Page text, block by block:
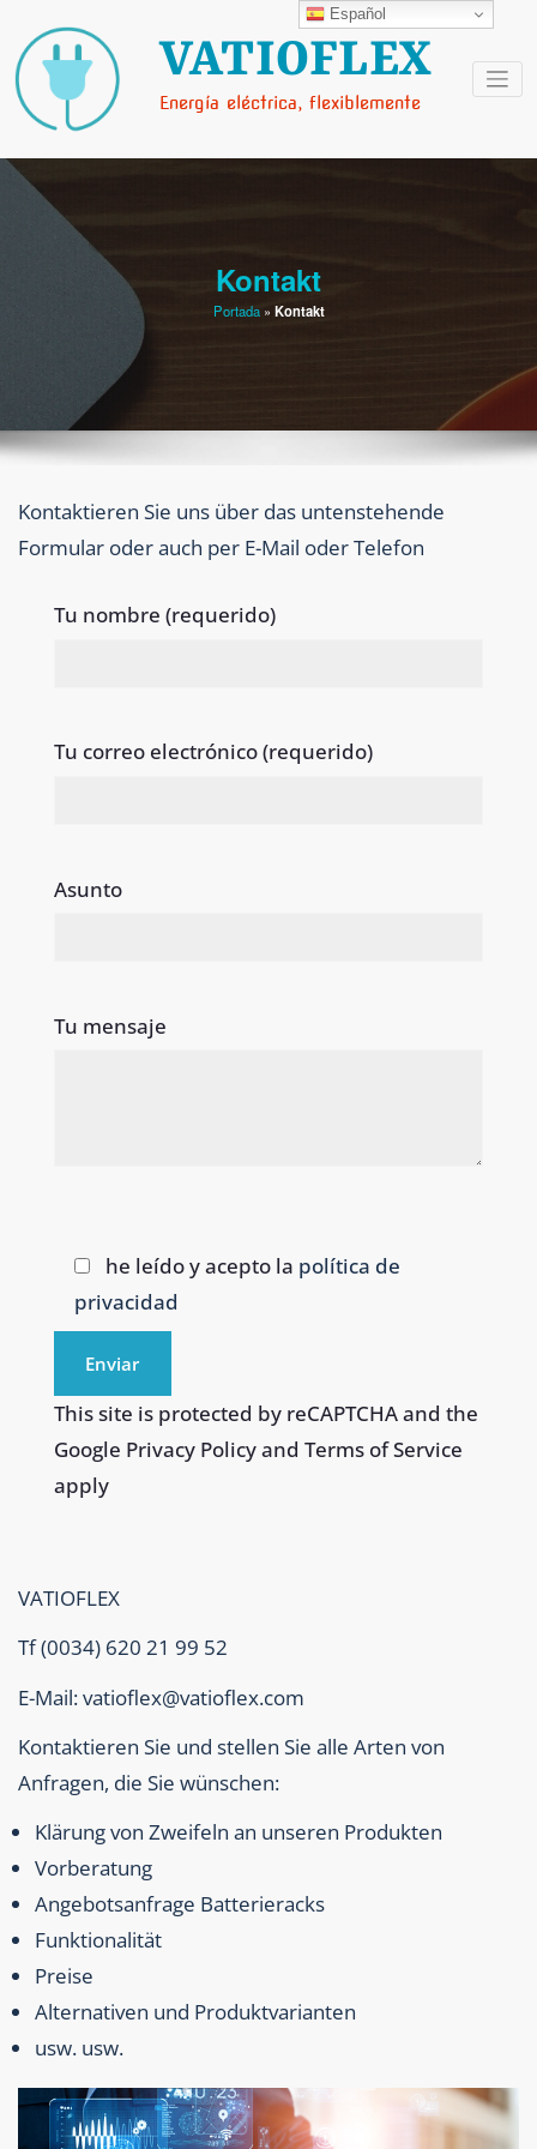
contenido
VATIOFLEX
Energía eléctrica, flexiblemente
Kontakt
Portada» Kontakt
Kontaktieren Sie uns über das untenstehende
Formular oder auch per E-Mail oder Telefon
Tu nombre (requerido)
Tu correo electrónico (requerido)
Asunto
Tu mensaje
he leído y acepto la política de
privacidad
This site is protected by reCAPTCHA and the
Google Privacy Policy and Terms of Service
apply
VATIOFLEX
Tf (0034) 620 21 99 52
E-Mail: vatioflex@vatioflex.com
Kontaktieren Sie und stellen Sie alle Arten von
Anfragen, die Sie wünschen:
Klärung von Zweifeln an unseren Produkten
Vorberatung
Angebotsanfrage Batterieracks
Funktionalität
Preise
Alternativen und Produktvarianten
usw. usw.
Español